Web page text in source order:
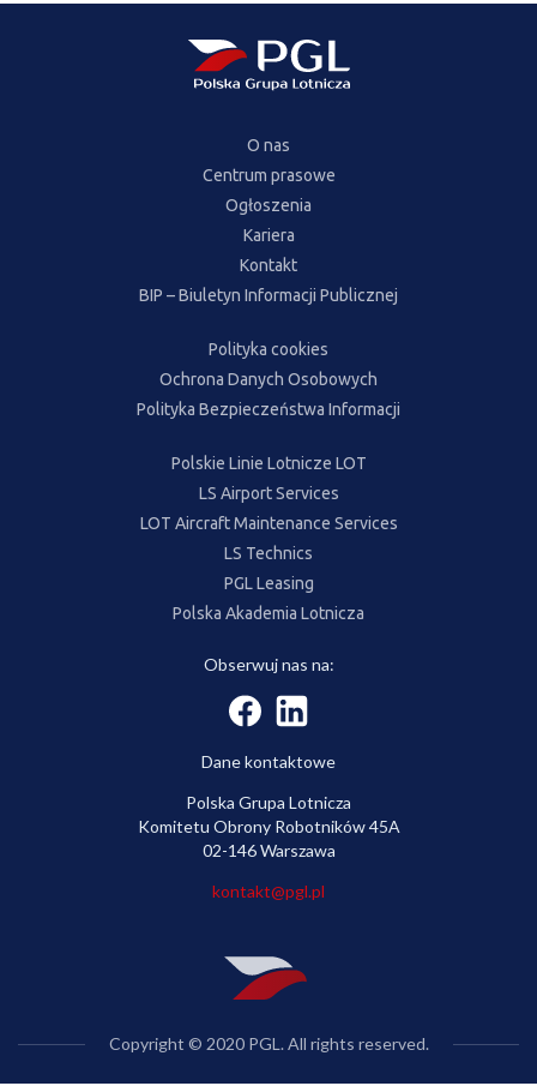
O nas
Centrum prasowe
Ogłoszenia
Kariera
Kontakt
BIP – Biuletyn Informacji Publicznej
Polityka cookies
Ochrona Danych Osobowych
Polityka Bezpieczeństwa Informacji
Polskie Linie Lotnicze LOT
LS Airport Services
LOT Aircraft Maintenance Services
LS Technics
PGL Leasing
Polska Akademia Lotnicza
Obserwuj nas na:
Dane kontaktowe
Polska Grupa Lotnicza
Komitetu Obrony Robotników 45A
02-146 Warszawa
kontakt@pgl.pl
Copyright © 2020 PGL. All rights reserved.